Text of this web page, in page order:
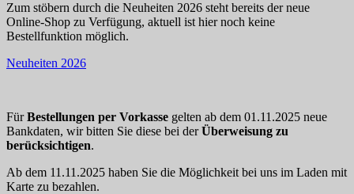
Zum stöbern durch die Neuheiten 2026 steht bereits der neue
Online-Shop zu Verfügung, aktuell ist hier noch keine
Bestellfunktion möglich.
Neuheiten 2026
FürBestellungen per Vorkasse gelten ab dem 01.11.2025 neue
Bankdaten, wir bitten Sie diese bei derÜberweisung zu
berücksichtigen.
Ab dem 11.11.2025 haben Sie die Möglichkeit bei uns im Laden mit
Karte zu bezahlen.